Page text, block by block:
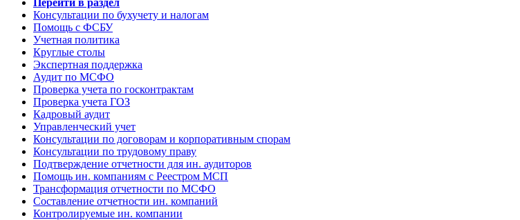
Перейти в раздел
Консультации по бухучету и налогам
Помощь с ФСБУ
Учетная политика
Круглые столы
Экспертная поддержка
Аудит по МСФО
Проверка учета по госконтрактам
Проверка учета ГОЗ
Кадровый аудит
Управленческий учет
Консультации по договорам и корпоративным спорам
Консультации по трудовому праву
Подтверждение отчетности для ин. аудиторов
Помощь ин. компаниям с Реестром МСП
Трансформация отчетности по МСФО
Составление отчетности ин. компаний
Контролируемые ин. компании